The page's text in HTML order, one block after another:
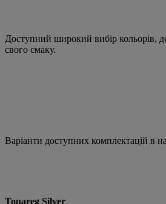
Доступний широкий вибір кольорів,
свого смаку.
Варіанти доступних комплектацій в
Touareg Silver